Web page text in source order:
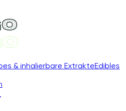
& inhalierbare ExtrakteEdibles